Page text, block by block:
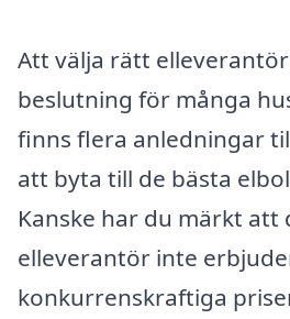
Att välja rätt
beslutning för många
finns flera anledningar
att byta till de bästa
Kanske har du märkt att
elleverantör inte
konkurrenskraftiga